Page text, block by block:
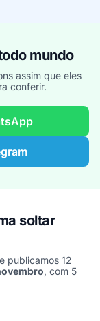
mundo
assim que eles
conferir.
soltar
publicamos 12
, com 5
somando os